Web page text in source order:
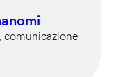
comunicazione